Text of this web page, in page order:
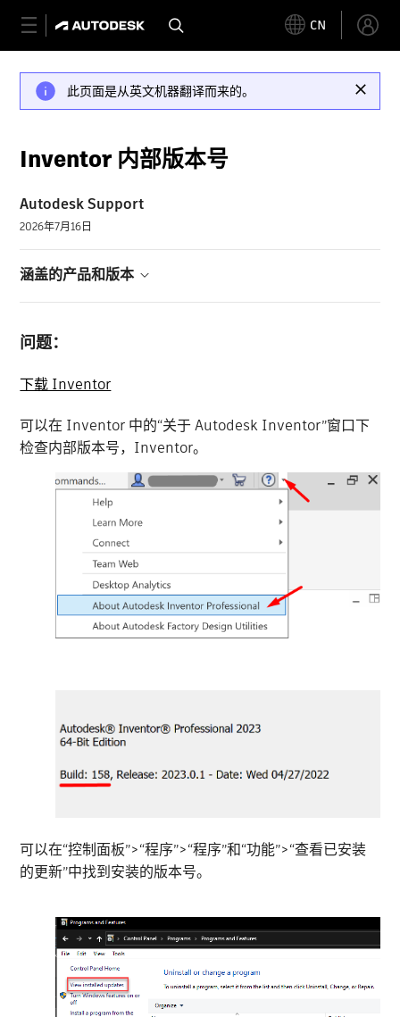
CN
此页面是从英文机器翻译而来的。
Inventor 内部版本号
Autodesk Support
2026年7月16日
涵盖的产品和版本
问题：
下载 Inventor
可以在 Inventor 中的“关于 Autodesk Inventor”窗口下
检查内部版本号，Inventor。
可以在“控制面板”>“程序”>“程序”和“功能”>“查看已安装
的更新”中找到安装的版本号。